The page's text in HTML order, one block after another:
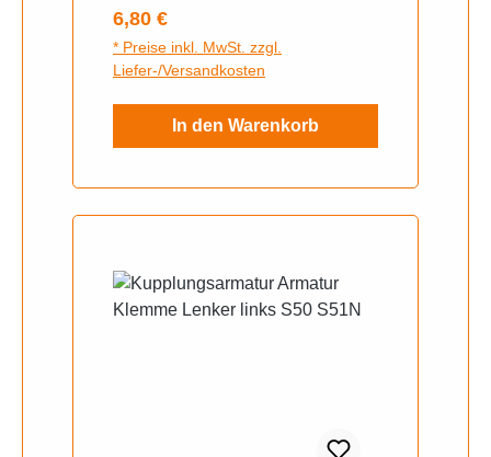
Regulärer Preis:
6,80 €
* Preise inkl. MwSt. zzgl.
Liefer-/Versandkosten
In den Warenkorb